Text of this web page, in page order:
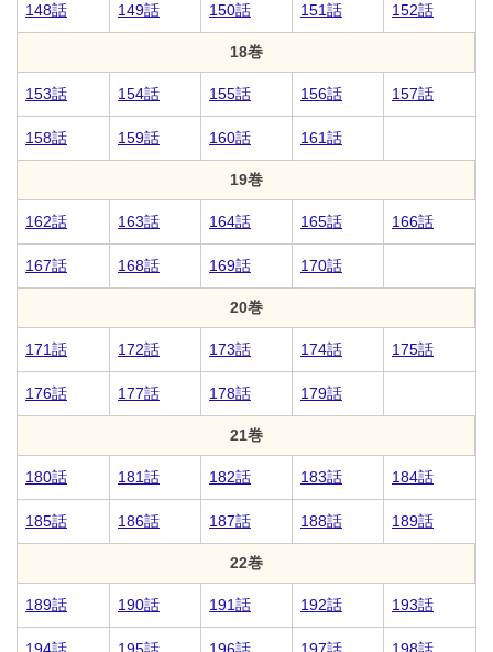
148話 149話 150話 151話 152話
18巻
153話 154話 155話 156話 157話
158話 159話 160話 161話
19巻
162話 163話 164話 165話 166話
167話 168話 169話 170話
20巻
171話 172話 173話 174話 175話
176話 177話 178話 179話
21巻
180話 181話 182話 183話 184話
185話 186話 187話 188話 189話
22巻
189話 190話 191話 192話 193話